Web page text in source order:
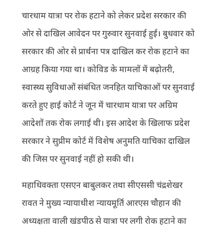
चारधाम यात्रा पर रोक हटाने को लेकर प्रदेश सरकार की
ओर से दाखिल आवेदन पर गुरुवार सुनवाई हुई। बुधवार को
सरकार की ओर से प्रार्थना पत्र दाखिल कर रोक हटाने का
आग्रह किया गया था। कोविड के मामलों में बढ़ोतरी,
स्वास्थ्य सुविधाओं संबंधित जनहित याचिकाओं पर सुनवाई
करते हुए हाई कोर्ट ने जून में चारधाम यात्रा पर अग्रिम
आदेशों तक रोक लगाई थी। इस आदेश के खिलाफ प्रदेश
सरकार ने सुप्रीम कोर्ट में विशेष अनुमति याचिका दाखिल
की जिस पर सुनवाई नहीं हो सकी थी।
महाधिवक्ता एसएन बाबुलकर तथा सीएससी चंद्रशेखर
रावत ने मुख्य न्यायाधीश न्यायमूर्ति आरएस चौहान की
अध्यक्षता वाली खंडपीठ से यात्रा पर लगी रोक हटाने का